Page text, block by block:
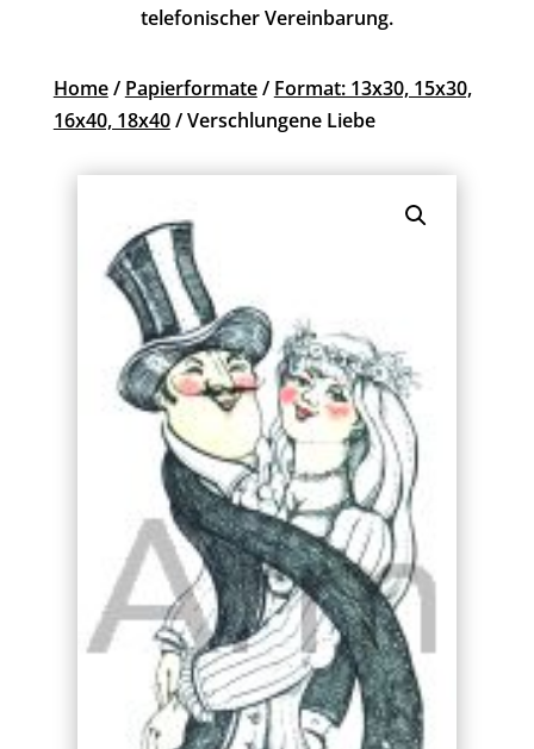
telefonischer Vereinbarung.
Home/ Papierformate/ Format: 13x30, 15x30,
16x40, 18x40/ Verschlungene Liebe